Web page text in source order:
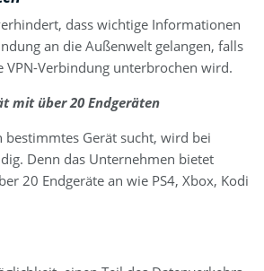
dass wichtige Informationen
an die Außenwelt gelangen, falls
VPN-Verbindung unterbrochen wird.
mit über 20 Endgeräten
bestimmtes Gerät sucht, wird bei
Denn das Unternehmen bietet
20 Endgeräte an wie PS4, Xbox, Kodi